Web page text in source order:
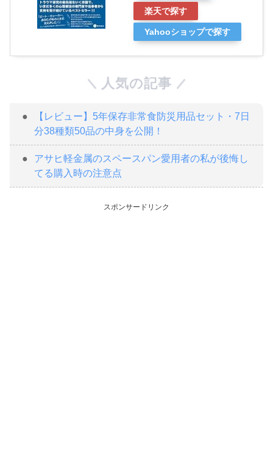
楽天で探す
Yahooショップで探す
人気の記事
【レビュー】5年保存非常食防災用品セット・7日
分38種類50品の中身を公開！
アサヒ軽金属のスペースパン愛用者の私が後悔し
てる購入時の注意点
スポンサードリンク